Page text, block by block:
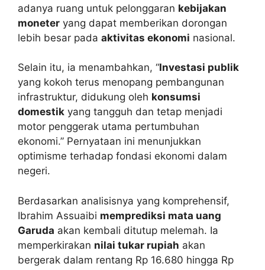
adanya ruang untuk pelonggaran kebijakan
moneter yang dapat memberikan dorongan
lebih besar pada aktivitas ekonomi nasional.
Selain itu, ia menambahkan, “Investasi publik
yang kokoh terus menopang pembangunan
infrastruktur, didukung oleh konsumsi
domestik yang tangguh dan tetap menjadi
motor penggerak utama pertumbuhan
ekonomi.” Pernyataan ini menunjukkan
optimisme terhadap fondasi ekonomi dalam
negeri.
Berdasarkan analisisnya yang komprehensif,
Ibrahim Assuaibi memprediksi mata uang
Garuda akan kembali ditutup melemah. Ia
memperkirakan nilai tukar rupiah akan
bergerak dalam rentang Rp 16.680 hingga Rp